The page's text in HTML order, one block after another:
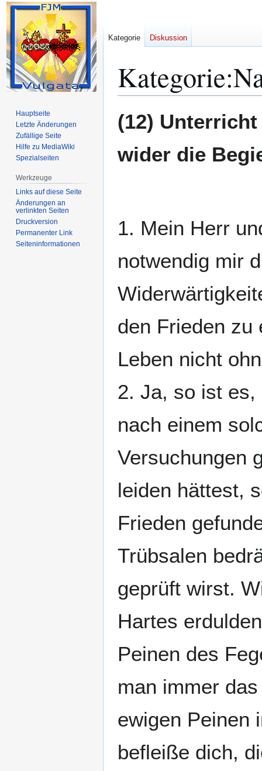
Kategorie:
Navigation
Suche
(12)
wider die
1. Mein Herr
notwendig mir
den Frieden zu
Leben nicht
2. Ja, so ist es,
nach einem
Versuchungen
leiden hättest,
Frieden
Trübsalen
geprüft wirst.
Hartes
Peinen des
man immer
ewigen Peinen
befleiße dich,
Kategorie Diskussion
Hauptseite
Letzte Änderungen
Zufällige Seite
Hilfe zu MediaWiki
Spezialseiten
Werkzeuge
Links auf diese Seite
Änderungen an
verlinkten Seiten
Druckversion
Permanenter Link
Seiten­­informationen